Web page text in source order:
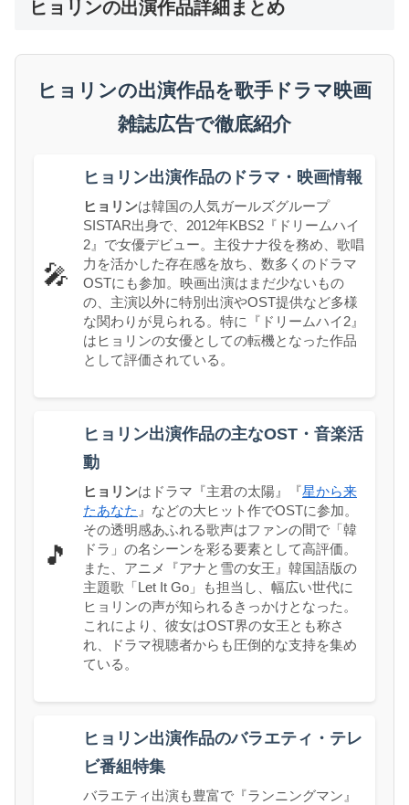
ヒョリンの出演作品詳細まとめ
ヒョリンの出演作品を歌手ドラマ映画
雑誌広告で徹底紹介
🎤
ヒョリン出演作品のドラマ・映画情報
ヒョリンは韓国の人気ガールズグループ
SISTAR出身で、2012年KBS2『ドリームハイ
2』で女優デビュー。主役ナナ役を務め、歌唱
力を活かした存在感を放ち、数多くのドラマ
OSTにも参加。映画出演はまだ少ないもの
の、主演以外に特別出演やOST提供など多様
な関わりが見られる。特に『ドリームハイ2』
はヒョリンの女優としての転機となった作品
として評価されている。
🎵
ヒョリン出演作品の主なOST・音楽活
動
ヒョリンはドラマ『主君の太陽』『星から来
たあなた 』などの大ヒット作でOSTに参加。
その透明感あふれる歌声はファンの間で「韓
ドラ」の名シーンを彩る要素として高評価。
また、アニメ『アナと雪の女王』韓国語版の
主題歌「Let It Go」も担当し、幅広い世代に
ヒョリンの声が知られるきっかけとなった。
これにより、彼女はOST界の女王とも称さ
れ、ドラマ視聴者からも圧倒的な支持を集め
ている。
ヒョリン出演作品のバラエティ・テレ
ビ番組特集
バラエティ出演も豊富で『ランニングマン』